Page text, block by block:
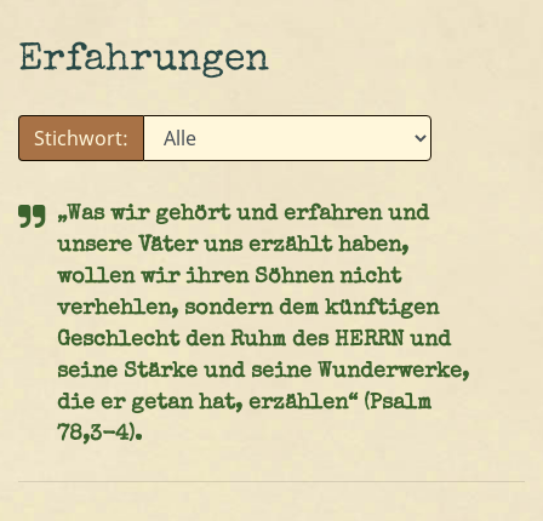
Erfahrungen
Stichwort:
„Was wir gehört und erfahren und
unsere Väter uns erzählt haben,
wollen wir ihren Söhnen nicht
verhehlen, sondern dem künftigen
Geschlecht den Ruhm des HERRN und
seine Stärke und seine Wunderwerke,
die er getan hat, erzählen“ (Psalm
78,3-4).